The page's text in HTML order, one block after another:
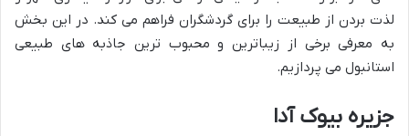
لذت بردن از طبیعت را برای گردشگران فراهم می کند. در این بخش
به معرفی برخی از زیباترین و محبوب ترین جاذبه های طبیعی
استانبول می پردازیم.
جزیره بیوک آدا